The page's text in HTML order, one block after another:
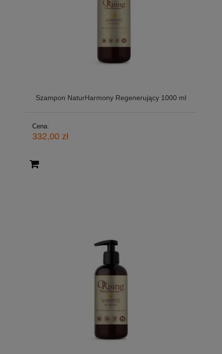
Szampon NaturHarmony Regenerujący 1000 ml
Cena:
332,00 zł